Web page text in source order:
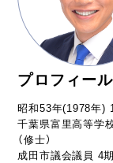
プロフィール
昭和53年(1978年)
千葉県富里高等学
（修士）
成田市議会議員 4